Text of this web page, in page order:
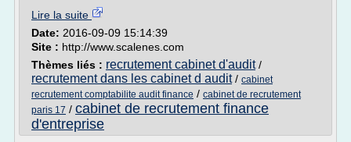
Lire la suite
Date: 2016-09-09 15:14:39
Site : http://www.scalenes.com
Thèmes liés : recrutement cabinet d'audit/
recrutement dans les cabinet d audit/ cabinet
recrutement comptabilite audit finance / cabinet de recrutement
paris 17 / cabinet de recrutement finance
d'entreprise